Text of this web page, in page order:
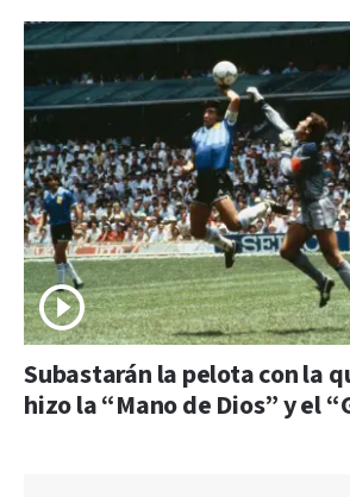
Subastarán la pelota con la
hizo la “Mano de Dios” y el